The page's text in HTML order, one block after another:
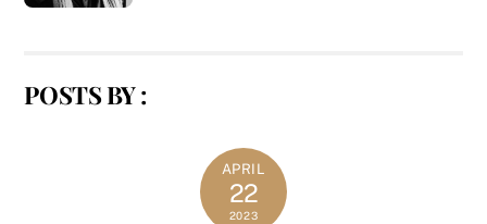
POSTS BY :
APRIL
22
2023